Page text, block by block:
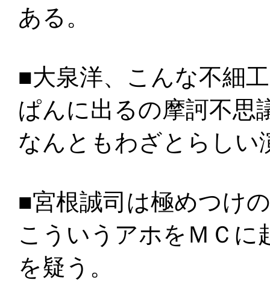
ある。
■大泉洋、こんな不細
ぱんに出るの摩訶不思
なんともわざとらしい
■宮根誠司は極めつけ
こういうアホをＭＣに
を疑う。